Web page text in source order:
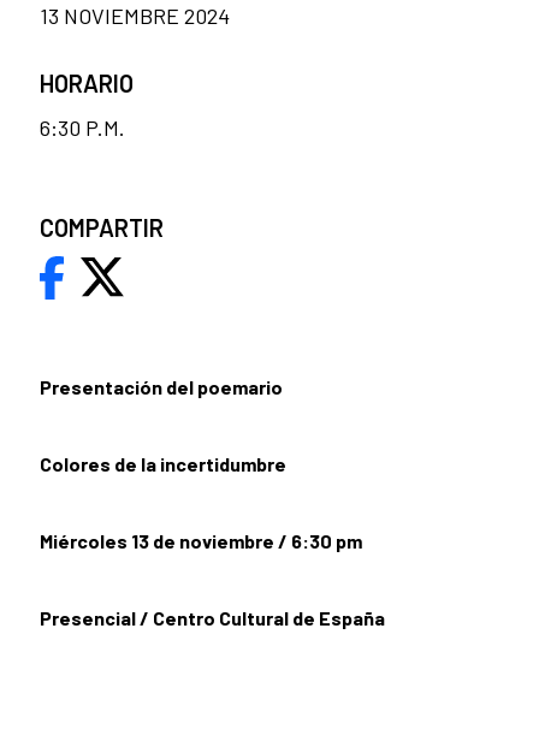
Presentación del poemario
Colores de la incertidumbre
Miércoles 13 de noviembre / 6:30 pm
Presencial / Centro Cultural de España
13 NOVIEMBRE 2024
HORARIO
6:30 P.M.
COMPARTIR